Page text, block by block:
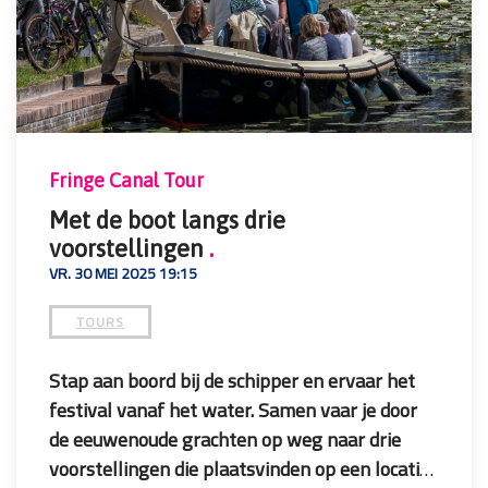
Startpunt /Starting point:The Social Hub
Prijs /Price: € 59,50 per persoon
Fringe Canal Tour
Met de boot langs drie
voorstellingen .
VR. 30 MEI 2025 19:15
TOURS
Stap aan boord bij de schipper en ervaar het
festival vanaf het water. Samen vaar je door
de eeuwenoude grachten op weg naar drie
voorstellingen die plaatsvinden op een locatie